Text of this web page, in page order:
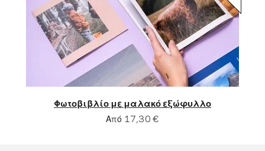
Φωτοβιβλίο με μαλακό εξώφυλλο
Από 17,30 €